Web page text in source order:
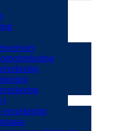
verzekering